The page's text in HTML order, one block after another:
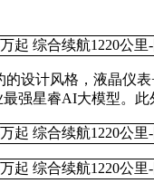
设计风格，液晶仪
强星睿AI大模型。